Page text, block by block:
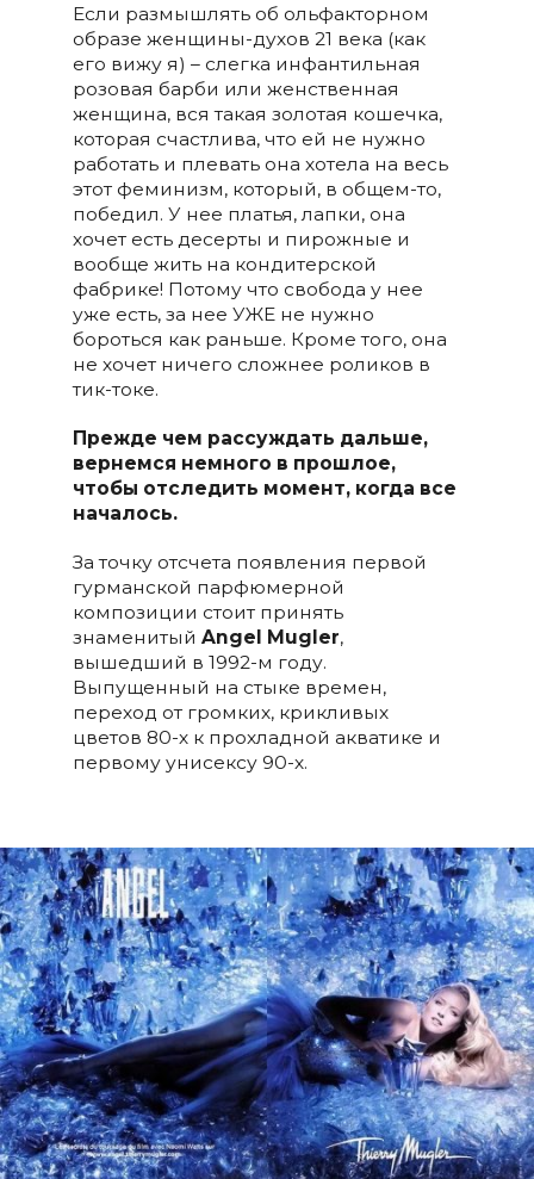
Если размышлять об ольфакторном
образе женщины-духов 21 века (как
его вижу я) – слегка инфантильная
розовая барби или женственная
женщина, вся такая золотая кошечка,
которая счастлива, что ей не нужно
работать и плевать она хотела на весь
этот феминизм, который, в общем-то,
победил. У нее платья, лапки, она
хочет есть десерты и пирожные и
вообще жить на кондитерской
фабрике! Потому что свобода у нее
уже есть, за нее УЖЕ не нужно
бороться как раньше. Кроме того, она
не хочет ничего сложнее роликов в
тик-токе.
Прежде чем рассуждать дальше,
вернемся немного в прошлое,
чтобы отследить момент, когда все
началось.
За точку отсчета появления первой
гурманской парфюмерной
композиции стоит принять
знаменитый Angel Mugler,
вышедший в 1992-м году.
Выпущенный на стыке времен,
переход от громких, крикливых
цветов 80-х к прохладной акватике и
первому унисексу 90-х.